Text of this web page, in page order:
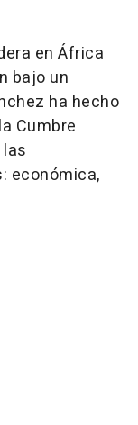
en África
bajo un
ha hecho
Cumbre
económica,